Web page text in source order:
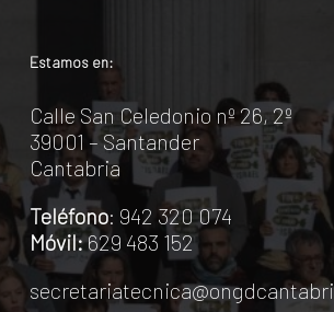
Estamos en:
Calle San Celedonio nº 26, 2º
39001 – Santander
Cantabria
Teléfono: 942 320 074
Móvil:629 483 152